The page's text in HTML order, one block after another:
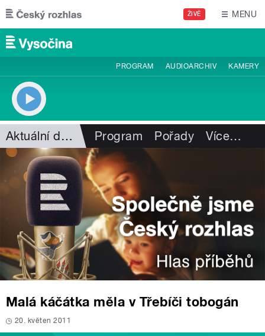
Přejít k hlavnímu obsahu
ŽIVĚ MENU
PROGRAM AUDIOARCHIV KAMERY
Aktuální dění Program Pořady Více…
Malá káčátka měla v Třebíči tobogán
20. květen 2011